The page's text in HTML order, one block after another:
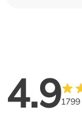
4.9